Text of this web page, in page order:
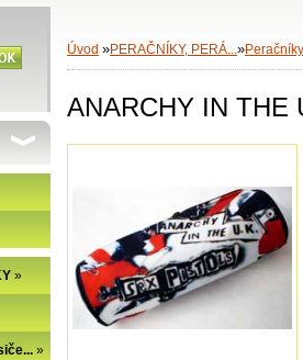
»
»
Úvod »PERAČNÍKY, PERÁ...»Peračníky
ANARCHY IN THE